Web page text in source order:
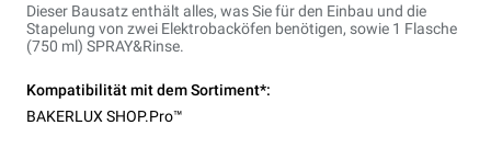
Dieser Bausatz enthält alles, was Sie für den Einbau und die
Stapelung von zwei Elektrobacköfen benötigen, sowie 1 Flasche
(750 ml) SPRAY&Rinse.
Kompatibilität mit dem Sortiment*:
BAKERLUX SHOP.Pro™